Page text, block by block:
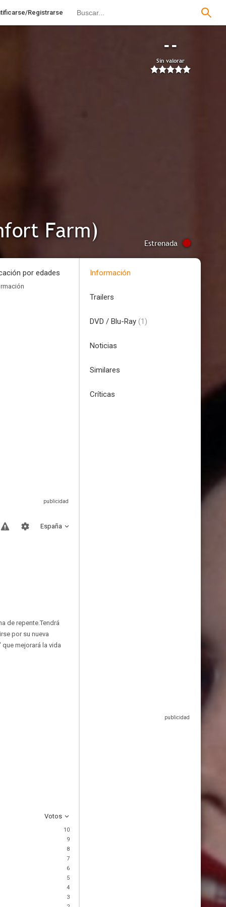
Registrarse
--
Sin valorar
Farm)
Estrenada
por edades
España
de repente.Tendrá
por su nueva
mejorará la vida
Votos
10
9
8
7
6
5
4
3
Información
Trailers
DVD / Blu-Ray (1)
Noticias
Similares
Críticas